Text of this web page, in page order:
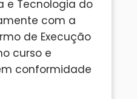
e Tecnologia do
com a
de Execução
curso e
conformidade